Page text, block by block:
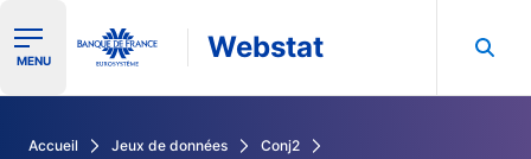
Ouvrir le menu de navigation
MENU Webstat
Accueil Jeux de données
Conj2